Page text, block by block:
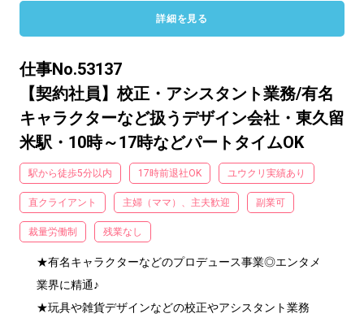
詳細を見る
仕事No.53137
【契約社員】校正・アシスタント業務/有名
キャラクターなど扱うデザイン会社・東久留
米駅・10時～17時などパートタイムOK
駅から徒歩5分以内 17時前退社OK ユウクリ実績あり
直クライアント 主婦（ママ）、主夫歓迎 副業可
裁量労働制 残業なし
★有名キャラクターなどのプロデュース事業◎エンタメ
業界に精通♪
★玩具や雑貨デザインなどの校正やアシスタント業務